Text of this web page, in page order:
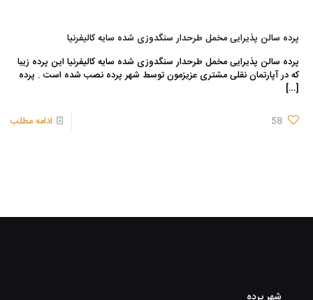
پرده سالن پذیرایی مخمل طرحدار سنگدوزی شده سایه کالیفرنیا
پرده سالن پذیرایی مخمل طرحدار سنگدوزی شده سایه کالیفرنیا این پرده زیبا
که در آپارتمان نقلی مشتری عزیزمون توسط شهر پرده نصب شده است . پرده
[…]
58 ادامه مطلب